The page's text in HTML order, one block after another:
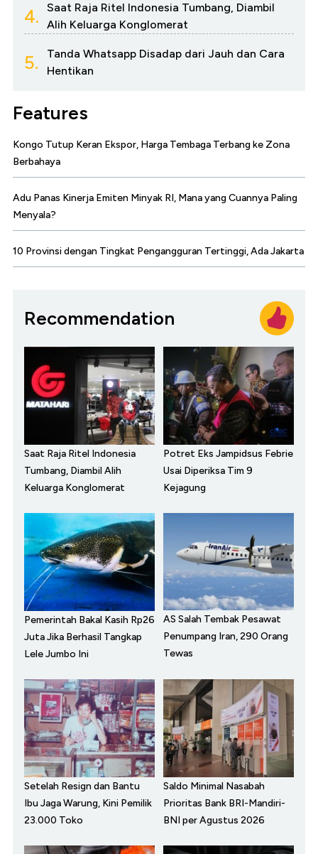
4.
Saat Raja Ritel Indonesia Tumbang, Diambil
Alih Keluarga Konglomerat
5.
Tanda Whatsapp Disadap dari Jauh dan Cara
Hentikan
Features
Kongo Tutup Keran Ekspor, Harga Tembaga Terbang ke Zona
Berbahaya
Adu Panas Kinerja Emiten Minyak RI, Mana yang Cuannya Paling
Menyala?
10 Provinsi dengan Tingkat Pengangguran Tertinggi, Ada Jakarta
Recommendation
Saat Raja Ritel Indonesia
Tumbang, Diambil Alih
Keluarga Konglomerat
Potret Eks Jampidsus Febrie
Usai Diperiksa Tim 9
Kejagung
Pemerintah Bakal Kasih Rp26
Juta Jika Berhasil Tangkap
Lele Jumbo Ini
AS Salah Tembak Pesawat
Penumpang Iran, 290 Orang
Tewas
Setelah Resign dan Bantu
Ibu Jaga Warung, Kini Pemilik
23.000 Toko
Saldo Minimal Nasabah
Prioritas Bank BRI-Mandiri-
BNI per Agustus 2026